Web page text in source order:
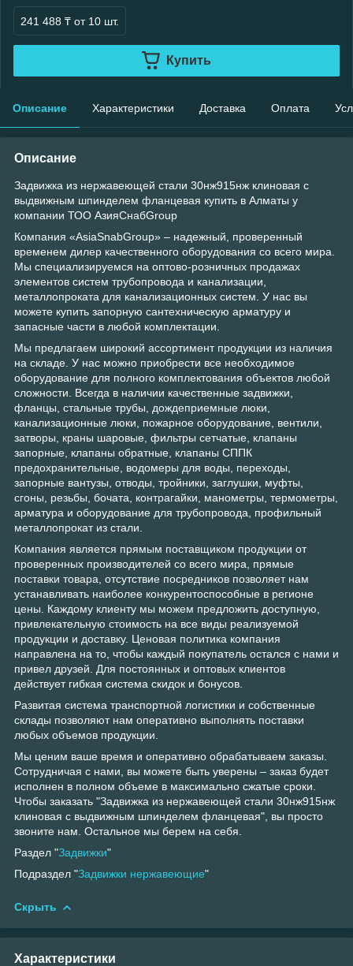
241 488 ₸ от 10 шт.
Купить
Описание Характеристики Доставка Оплата
Описание
Задвижка из нержавеющей стали 30нж915нж клиновая с
выдвижным шпинделем фланцевая купить в Алматы у
компании ТОО АзияСнабGroup
Компания «AsiaSnabGroup» – надежный, проверенный
временем дилер качественного оборудования со всего мира.
Мы специализируемся на оптово-розничных продажах
элементов систем трубопровода и канализации,
металлопроката для канализационных систем. У нас вы
можете купить запорную сантехническую арматуру и
запасные части в любой комплектации.
Мы предлагаем широкий ассортимент продукции из наличия
на складе. У нас можно приобрести все необходимое
оборудование для полного комплектования объектов любой
сложности. Всегда в наличии качественные задвижки,
фланцы, стальные трубы, дождеприемные люки,
канализационные люки, пожарное оборудование, вентили,
затворы, краны шаровые, фильтры сетчатые, клапаны
запорные, клапаны обратные, клапаны СППК
предохранительные, водомеры для воды, переходы,
запорные вантузы, отводы, тройники, заглушки, муфты,
сгоны, резьбы, бочата, контрагайки, манометры, термометры,
арматура и оборудование для трубопровода, профильный
металлопрокат из стали.
Компания является прямым поставщиком продукции от
проверенных производителей со всего мира, прямые
поставки товара, отсутствие посредников позволяет нам
устанавливать наиболее конкурентоспособные в регионе
цены. Каждому клиенту мы можем предложить доступную,
привлекательную стоимость на все виды реализуемой
продукции и доставку. Ценовая политика компания
направлена на то, чтобы каждый покупатель остался с нами и
привел друзей. Для постоянных и оптовых клиентов
действует гибкая система скидок и бонусов.
Развитая система транспортной логистики и собственные
склады позволяют нам оперативно выполнять поставки
любых объемов продукции.
Мы ценим ваше время и оперативно обрабатываем заказы.
Сотрудничая с нами, вы можете быть уверены – заказ будет
исполнен в полном объеме в максимально сжатые сроки.
Чтобы заказать "Задвижка из нержавеющей стали 30нж915нж
клиновая с выдвижным шпинделем фланцевая", вы просто
звоните нам. Остальное мы берем на себя.
Раздел "Задвижки"
Подраздел "Задвижки нержавеющие"
Скрыть
Характеристики